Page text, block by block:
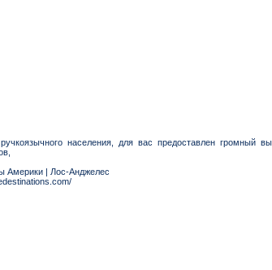
населения, для вас предоставлен громный
Америки | Лос-Анджелес